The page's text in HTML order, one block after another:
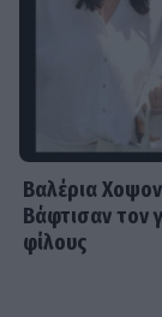
Βαλέρια
Βάφτισαν τον
φίλους